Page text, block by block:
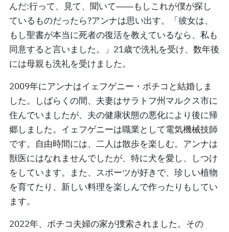
んだ:行って、見て、聞いて――もしこれが僕が探し
ているものだったら?アンナは思い出す。「彼女は、
もし聖書が本当に死者の復活を教えているなら、私も
同意すると言いました。」21歳で洗礼を受け、数年後
には母親も洗礼を受けました。
2009年にアンナはイェフゲニー・ボチコと結婚しま
した。しばらくの間、夫妻はサラトフ州マルクス市に
住んでいましたが、夫の健康状態の悪化により後に帰
郷しました。イェフゲニーは職業として電気機械技師
です。自由時間には、二人は散歩を楽しむ。アンナは
獣医にはなれませんでしたが、特に犬を愛し、しつけ
をしています。また、スポーツが好きで、珍しい植物
を育てたり、新しい料理を楽しんで作ったりもしてい
ます。
2022年、ボチコ夫婦の家が捜索されました。その